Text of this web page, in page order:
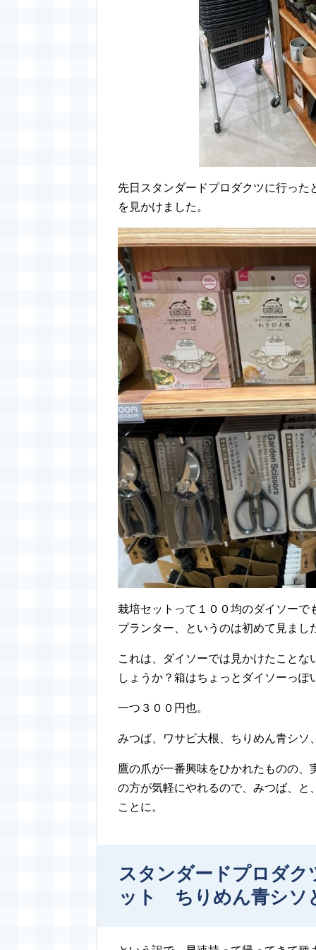
先日スタンダードプロダクツに行っ
を見かけました。
栽培セットって１００均のダイソー
プランター、というのは初めて見まし
これは、ダイソーでは見かけたこと
しょうか？箱はちょっとダイソーっぽ
一つ３００円也。
みつば、ワサビ大根、ちりめん青シソ
鷹の爪が一番興味をひかれたものの
の方が気軽にやれるので、みつば、
ことに。
スタンダードプロダク
ット ちりめん青シソ